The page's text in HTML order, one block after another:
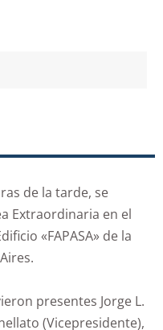
de la tarde, se
Extraordinaria en el
«FAPASA» de la
presentes Jorge L.
(Vicepresidente),